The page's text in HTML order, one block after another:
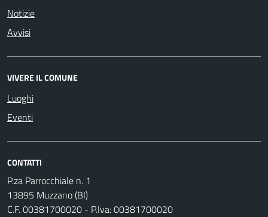
Notizie
Avvisi
VIVERE IL COMUNE
Luoghi
Eventi
CONTATTI
P.za Parrocchiale n. 1
13895 Muzzano (BI)
C.F. 00381700020 - P.Iva: 00381700020